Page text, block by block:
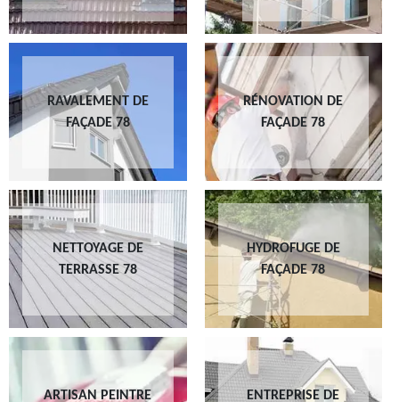
RAVALEMENT DE
FAÇADE 78
RÉNOVATION DE
FAÇADE 78
NETTOYAGE DE
TERRASSE 78
HYDROFUGE DE
FAÇADE 78
ARTISAN PEINTRE
ENTREPRISE DE